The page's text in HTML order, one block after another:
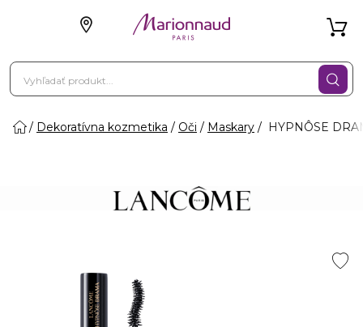
Dekoratívna kozmetika Oči Maskary HYPNÔSE